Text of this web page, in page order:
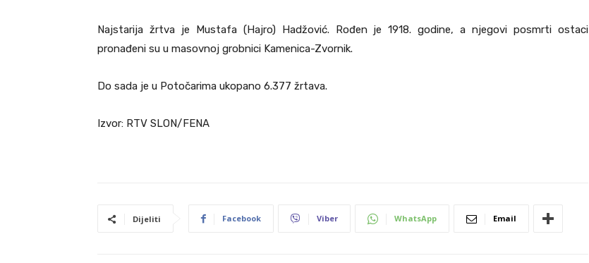
Najstarija žrtva je Mustafa (Hajro) Hadžović. Rođen je 1918. godine, a njegovi posmrti ostaci
pronađeni su u masovnoj grobnici Kamenica-Zvornik.
Do sada je u Potočarima ukopano 6.377 žrtava.
Izvor: RTV SLON/FENA
Dijeliti Facebook Viber WhatsApp Email